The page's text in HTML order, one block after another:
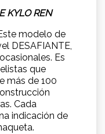
KYLO REN
modelo de
DESAFIANTE,
Es
que
más de 100
Cada
indicación de